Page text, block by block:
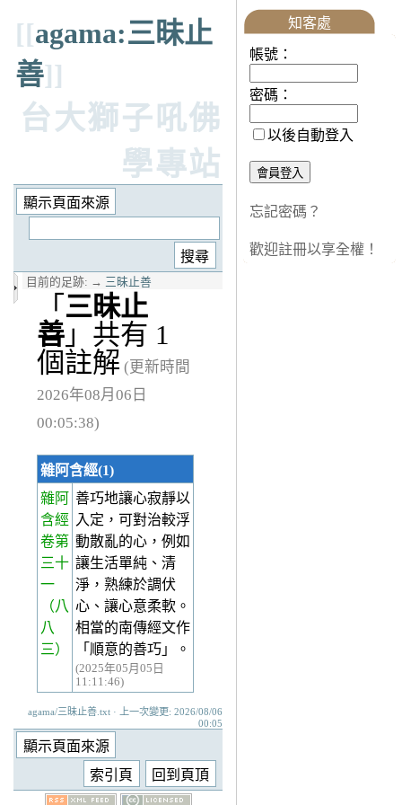
[[agama:三昧止
善]]
台大獅子吼佛
學專站
目前的足跡: → 三昧止善
「 三昧止
善 」共有 1
個註解 (更新時間
2026年08月06日
00:05:38)
雜阿含經(1)
雜阿
含經
卷第
三十
一
（八
八
三）
善巧地讓心寂靜以
入定，可對治較浮
動散亂的心，例如
讓生活單純、清
淨，熟練於調伏
心、讓心意柔軟。
相當的南傳經文作
「順意的善巧」。
(2025年05月05日
11:11:46)
agama/三昧止善.txt · 上一次變更: 2026/08/06
00:05
知客處
帳號：
密碼：
以後自動登入
忘記密碼？
歡迎註冊以享全權！